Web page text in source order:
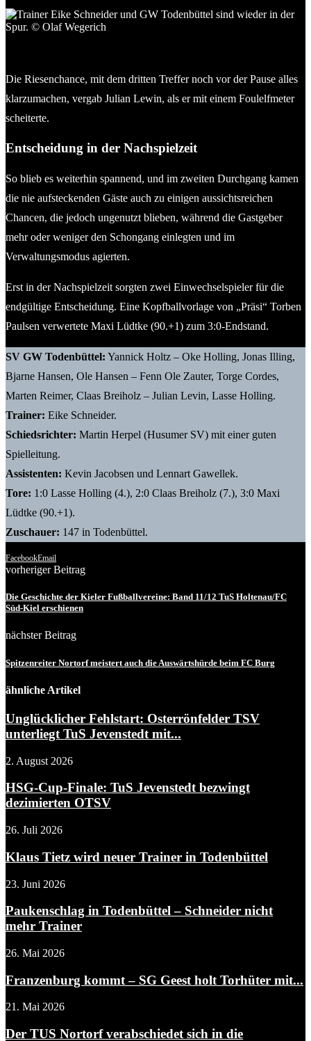
Die Riesenchance, mit dem dritten Treffer noch vor der Pause alles
klarzumachen, vergab Julian Lewin, als er mit einem Foulelfmeter
scheiterte.
Entscheidung in der Nachspielzeit
So blieb es weiterhin spannend, und im zweiten Durchgang kamen
die nie aufsteckenden Gäste auch zu einigen aussichtsreichen
Chancen, die jedoch ungenutzt blieben, während die Gastgeber
mehr oder weniger den Schongang einlegten und im
Verwaltungsmodus agierten.
Erst in der Nachspielzeit sorgten zwei Einwechselspieler für die
endgültige Entscheidung. Eine Kopfballvorlage von „Präsi“ Torben
Paulsen verwertete Maxi Lüdtke (90.+1) zum 3:0-Endstand.
SV GW Todenbüttel: Yannick Holtz – Oke Holling, Jonas Illing,
Bjarne Hansen, Ole Hansen – Fenn Ole Zauter, Torge Cordes,
Marten Reimer, Claas Breiholz – Julian Levin, Lasse Holling.
Trainer: Eike Schneider.
Schiedsrichter: Martin Herpel (Husumer SV) mit einer guten
Spielleitung.
Assistenten: Kevin Jacobsen und Lennart Gawellek.
Tore: 1:0 Lasse Holling (4.), 2:0 Claas Breiholz (7.), 3:0 Maxi
Lüdtke (90.+1).
Zuschauer: 147 in Todenbüttel.
FacebookEmail
vorheriger Beitrag
Die Geschichte der Kieler Fußballvereine: Band 11/12 TuS Holtenau/FC
Süd-Kiel erschienen
nächster Beitrag
Spitzenreiter Nortorf meistert auch die Auswärtshürde beim FC Burg
ähnliche Artikel
Unglücklicher Fehlstart: Osterrönfelder TSV
unterliegt TuS Jevenstedt mit...
2. August 2026
HSG-Cup-Finale: TuS Jevenstedt bezwingt
dezimierten OTSV
26. Juli 2026
Klaus Tietz wird neuer Trainer in Todenbüttel
23. Juni 2026
Paukenschlag in Todenbüttel – Schneider nicht
mehr Trainer
26. Mai 2026
Franzenburg kommt – SG Geest holt Torhüter mit...
21. Mai 2026
Der TUS Nortorf verabschiedet sich in die